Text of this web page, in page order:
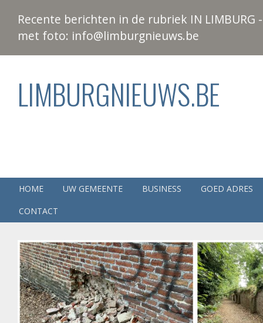
Recente berichten in de rubriek IN
met foto: info@limburgnieuws.be
LIMBURGNIEUWS.BE
HOME UW GEMEENTE BUSINESS
GOED ADRES
CONTACT